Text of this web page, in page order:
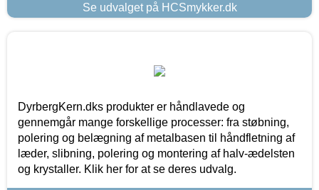
Se udvalget på HCSmykker.dk
DyrbergKern.dks produkter er håndlavede og
gennemgår mange forskellige processer: fra støbning,
polering og belægning af metalbasen til håndfletning af
læder, slibning, polering og montering af halv-ædelsten
og krystaller. Klik her for at se deres udvalg.